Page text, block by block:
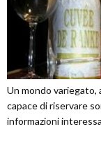
Un mondo
capace di riservare
informazioni